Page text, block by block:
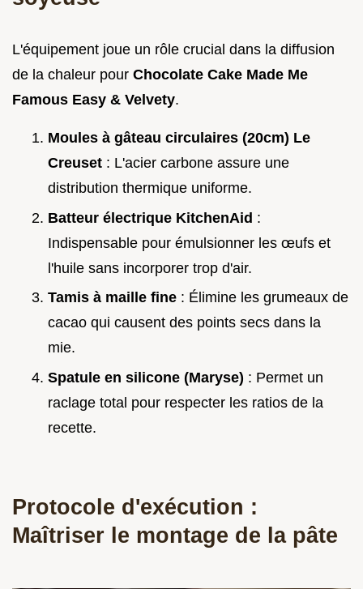
L'équipement joue un rôle crucial dans la diffusion
de la chaleur pour Chocolate Cake Made Me
Famous Easy & Velvety.
Moules à gâteau circulaires (20cm) Le
Creuset : L'acier carbone assure une
distribution thermique uniforme.
Batteur électrique KitchenAid :
Indispensable pour émulsionner les œufs et
l'huile sans incorporer trop d'air.
Tamis à maille fine : Élimine les grumeaux de
cacao qui causent des points secs dans la
mie.
Spatule en silicone (Maryse) : Permet un
raclage total pour respecter les ratios de la
recette.
Protocole d'exécution :
Maîtriser le montage de la pâte